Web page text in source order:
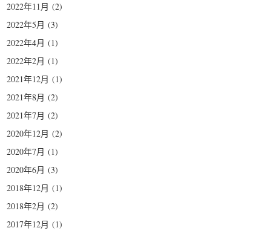
2022年11月 (2)
2022年5月 (3)
2022年4月 (1)
2022年2月 (1)
2021年12月 (1)
2021年8月 (2)
2021年7月 (2)
2020年12月 (2)
2020年7月 (1)
2020年6月 (3)
2018年12月 (1)
2018年2月 (2)
2017年12月 (1)